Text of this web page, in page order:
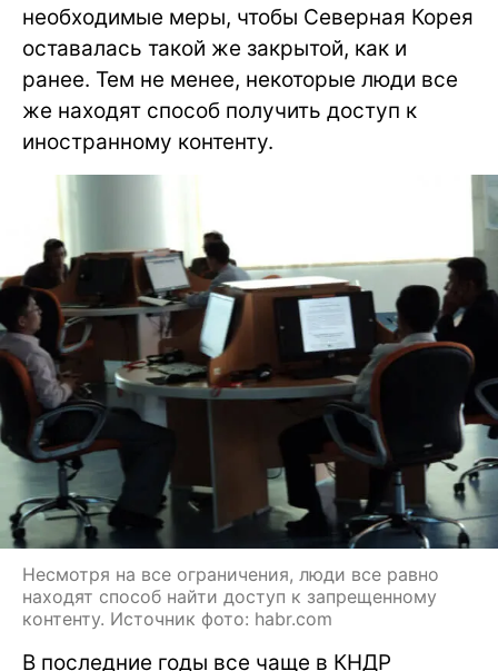
необходимые меры, чтобы Северная Корея
оставалась такой же закрытой, как и
ранее. Тем не менее, некоторые люди все
же находят способ получить доступ к
иностранному контенту.
Несмотря на все ограничения, люди все равно
находят способ найти доступ к запрещенному
контенту. Источник фото: habr.com
В последние годы все чаще в КНДР